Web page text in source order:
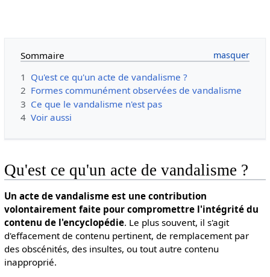
Sommaire
1 Qu'est ce qu'un acte de vandalisme ?
2 Formes communément observées de vandalisme
3 Ce que le vandalisme n'est pas
4 Voir aussi
Qu'est ce qu'un acte de vandalisme ?
Un acte de vandalisme est une contribution
volontairement faite pour compromettre l'intégrité du
contenu de l'encyclopédie. Le plus souvent, il s'agit
d'effacement de contenu pertinent, de remplacement par
des obscénités, des insultes, ou tout autre contenu
inapproprié.